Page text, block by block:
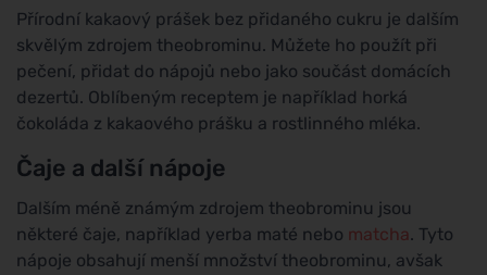
Přírodní kakaový prášek bez přidaného cukru je dalším
skvělým zdrojem theobrominu. Můžete ho použít při
pečení, přidat do nápojů nebo jako součást domácích
dezertů. Oblíbeným receptem je například horká
čokoláda z kakaového prášku a rostlinného mléka.
Čaje a další nápoje
Dalším méně známým zdrojem theobrominu jsou
některé čaje, například yerba maté nebo matcha. Tyto
nápoje obsahují menší množství theobrominu, avšak